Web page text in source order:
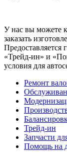
У нас вы можете
заказать
Предоставляется
«Трейд-ин» и
условия для
Ремонт
Трейд-ин
Запчасти
Помощь на